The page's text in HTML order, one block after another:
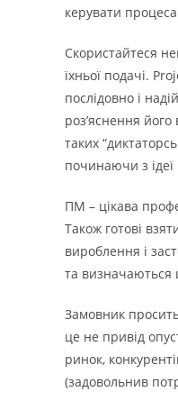
керувати
Скористайтеся
їхньої подачі.
послідовно і
роз’яснення
таких
починаючи з
ПМ – цікава
Також готові
вироблення і
та визначаються
Замовник
це не привід
ринок,
(задовольнив